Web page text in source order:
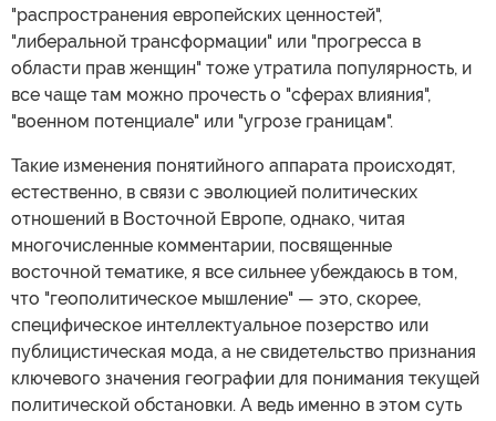
"распространения европейских ценностей",
"либеральной трансформации" или "прогресса в
области прав женщин" тоже утратила популярность, и
все чаще там можно прочесть о "сферах влияния",
"военном потенциале" или "угрозе границам".
Такие изменения понятийного аппарата происходят,
естественно, в связи с эволюцией политических
отношений в Восточной Европе, однако, читая
многочисленные комментарии, посвященные
восточной тематике, я все сильнее убеждаюсь в том,
что "геополитическое мышление" — это, скорее,
специфическое интеллектуальное позерство или
публицистическая мода, а не свидетельство признания
ключевого значения географии для понимания текущей
политической обстановки. А ведь именно в этом суть